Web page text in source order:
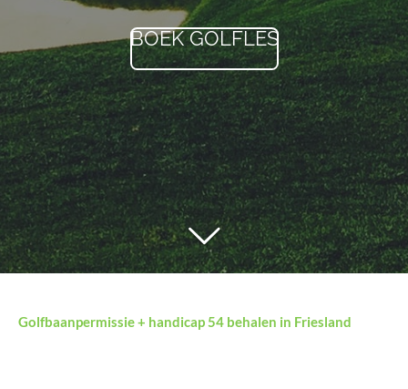
BOEK GOLFLES
Golfbaanpermissie + handicap 54 behalen in Friesland